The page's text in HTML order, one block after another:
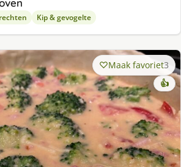
Kip & gevogelte
Maak favoriet3
👍